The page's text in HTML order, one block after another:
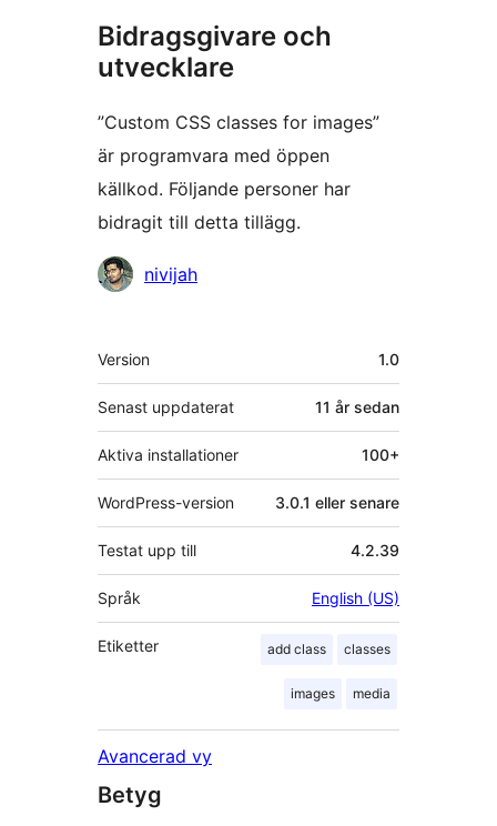
Bidragsgivare och
utvecklare
”Custom CSS classes for images”
är programvara med öppen
källkod. Följande personer har
bidragit till detta tillägg.
Bidragande
nivijah
Meta
Version 1.0
Senast uppdaterat 11 år sedan
Aktiva installationer 100+
WordPress-version 3.0.1 eller senare
Testat upp till 4.2.39
Språk English (US)
Etiketter add class classes
images media
Avancerad vy
Betyg